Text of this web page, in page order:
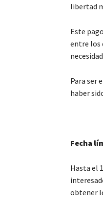
libertad
Este
entre los
Para ser
haber
Fecha
Hasta el
obtener